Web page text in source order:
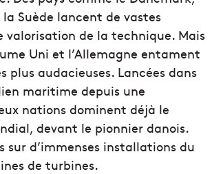
la Suède lancent de vastes
valorisation de la technique. Mais
Uni et l’Allemagne entament
plus audacieuses. Lancées dans
maritime depuis une
nations dominent déjà le
devant le pionnier danois.
sur d’immenses installations du
de turbines.